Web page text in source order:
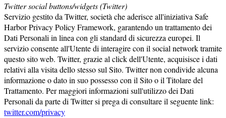
Twitter social buttons/widgets (Twitter)
Servizio gestito da Twitter, società che aderisce all'iniziativa Safe
Harbor Privacy Policy Framework, garantendo un trattamento dei
Dati Personali in linea con gli standard di sicurezza europei. Il
servizio consente all'Utente di interagire con il social network tramite
questo sito web. Twitter, grazie al click dell'Utente, acquisisce i dati
relativi alla visita dello stesso sul Sito. Twitter non condivide alcuna
informazione o dato in suo possesso con il Sito o il Titolare del
Trattamento. Per maggiori informazioni sull'utilizzo dei Dati
Personali da parte di Twitter si prega di consultare il seguente link:
twitter.com/privacy